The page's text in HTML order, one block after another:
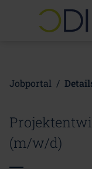
Jobportal /
(m/w/d)